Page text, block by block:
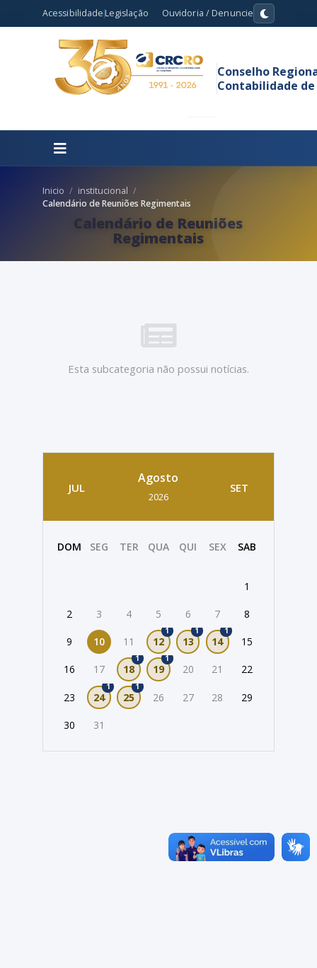
AcessibilidadeLegislação Ouvidoria / Denuncie
Conselho
Contabilidade de
Inicio
institucional
Calendário de Reuniões Regimentais
Calendário de Reuniões
Regimentais
Esta subcategoria não possui notícias.
JUL
Agosto
2026
SET
DOM SEG TER QUA QUI SEX SAB
1
2 3 4 5 6 7 8
9 10 11 12
1
13
1
14
1
15
16 17 18
1
19
1
20 21 22
23 24
1
25
1
26 27 28 29
30 31